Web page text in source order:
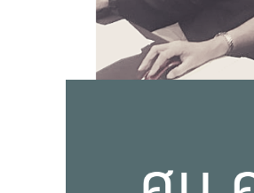
---- ปีการศึกษา 2567
-- รายงานผล กขศ.สพท.
-- รู้จัก พื้นที่นวัตกรรมการศึกษา